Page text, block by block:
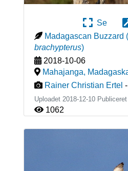
Se
Madagascan Buzzard (
brachypterus)
2018-10-06
Mahajanga,
Rainer Christian Ertel -
Uploadet 2018-12-10 Publiceret
1062